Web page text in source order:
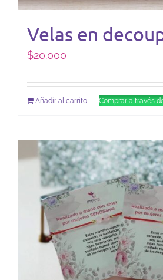
Velas en
$20.000
Añadir al carrito Comprar a través